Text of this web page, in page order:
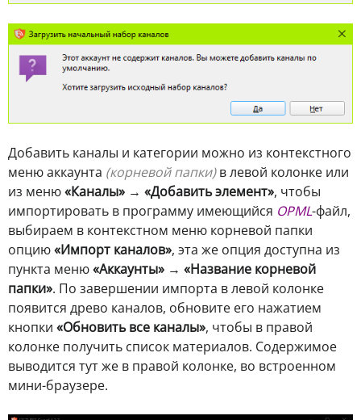
Добавить каналы и категории можно из контекстного
меню аккаунта (корневой папки)в левой колонке или
из меню«Каналы» → «Добавить элемент», чтобы
импортировать в программу имеющийся OPML-файл,
выбираем в контекстном меню корневой папки
опцию«Импорт каналов», эта же опция доступна из
пункта меню«Аккаунты» → «Название корневой
папки». По завершении импорта в левой колонке
появится древо каналов, обновите его нажатием
кнопки «Обновить все каналы», чтобы в правой
колонке получить список материалов. Содержимое
выводится тут же в правой колонке, во встроенном
мини-браузере.